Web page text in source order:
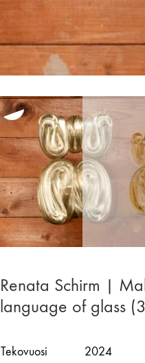
Renata Schirm |
language of glass
Tekovuosi
2024